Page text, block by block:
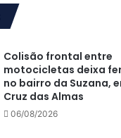
Colisão frontal entre
motocicletas deixa
no bairro da Suzana,
Cruz das Almas
06/08/2026